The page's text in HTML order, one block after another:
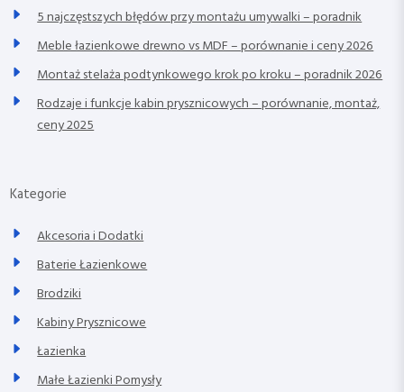
5 najczęstszych błędów przy montażu umywalki – poradnik
Meble łazienkowe drewno vs MDF – porównanie i ceny 2026
Montaż stelaża podtynkowego krok po kroku – poradnik 2026
Rodzaje i funkcje kabin prysznicowych – porównanie, montaż,
ceny 2025
Kategorie
Akcesoria i Dodatki
Baterie Łazienkowe
Brodziki
Kabiny Prysznicowe
Łazienka
Małe Łazienki Pomysły